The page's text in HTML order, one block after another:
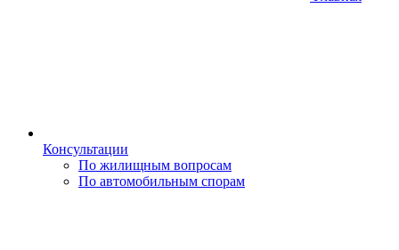
Консультации
По жилищным вопросам
По автомобильным спорам